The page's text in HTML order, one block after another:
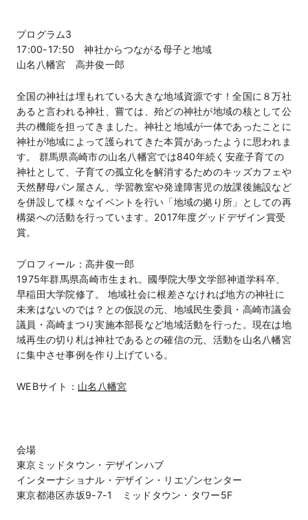
プログラム3
17:00-17:50 神社からつながる母子と地域
山名八幡宮 高井俊一郎
全国の神社は埋もれている大きな地域資源です！全国に８万社
あると言われる神社、嘗ては、殆どの神社が地域の核として公
共の機能を担ってきました。神社と地域が一体であったことに
神社が地域によって護られてきた本質があったように思われま
す。 群馬県高崎市の山名八幡宮では840年続く安産子育ての
神社として、子育ての孤立化を解消するためのキッズカフェや
天然酵母パン屋さん、学習教室や発達障害児の放課後施設など
を併設して様々なイベントを行い「地域の拠り所」としての再
構築への活動を行っています。2017年度グッドデザイン賞受
賞。
プロフィール：高井俊一郎
1975年群馬県高崎市生まれ。國學院大學文学部神道学科卒、
早稲田大学院修了。 地域社会に根差さなければ地方の神社に
未来はないのでは？との仮説の元、地域民生委員・高崎市議会
議員・高崎まつり実施本部長など地域活動を行った。現在は地
域再生の切り札は神社であるとの確信の元、活動を山名八幡宮
に集中させ事例を作り上げている。
WEBサイト： 山名八幡宮
会場
東京ミッドタウン・デザインハブ
インターナショナル・デザイン・リエゾンセンター
東京都港区赤坂9-7-1 ミッドタウン・タワー5F